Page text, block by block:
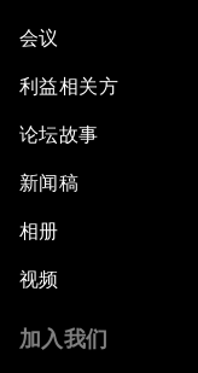
会议
利益相关方
论坛故事
新闻稿
相册
视频
加入我们